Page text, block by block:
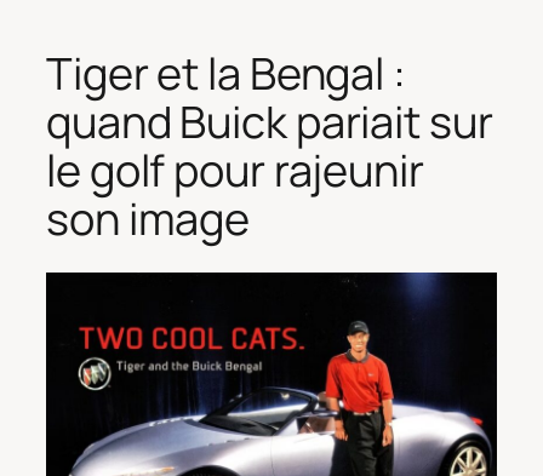
Tiger et la Bengal :
quand Buick pariait sur
le golf pour rajeunir
son image